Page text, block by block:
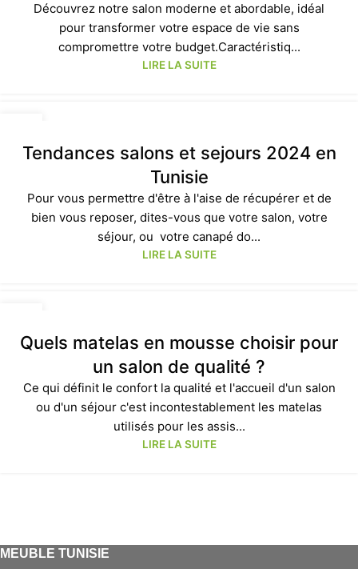
Découvrez notre salon moderne et abordable, idéal
pour transformer votre espace de vie sans
compromettre votre budget.Caractéristiq...
LIRE LA SUITE
Tendances salons et sejours 2024 en
Tunisie
Pour vous permettre d'être à l'aise de récupérer et de
bien vous reposer, dites-vous que votre salon, votre
séjour, ou votre canapé do...
LIRE LA SUITE
Quels matelas en mousse choisir pour
un salon de qualité ?
Ce qui définit le confort la qualité et l'accueil d'un salon
ou d'un séjour c'est incontestablement les matelas
utilisés pour les assis...
LIRE LA SUITE
MEUBLE TUNISIE